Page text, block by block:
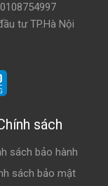
tư TP.Hà Nội
sách
sách bảo hành
sách bảo mật